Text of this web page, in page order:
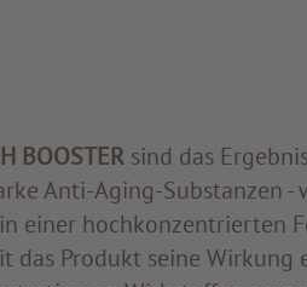
BOOSTERsind das
Anti-Aging-Substanzen -
einer hochkonzentrierten
das Produkt seine